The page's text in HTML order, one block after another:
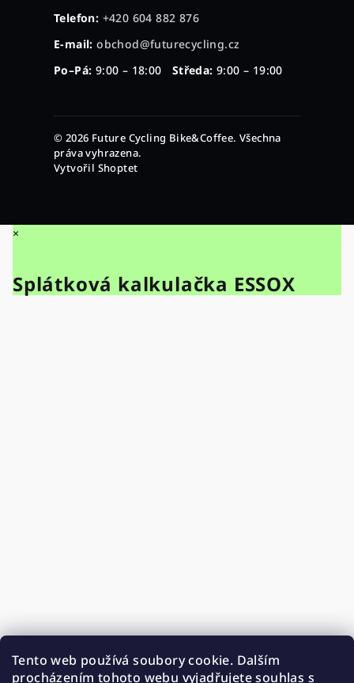
Tento web používá soubory cookie. Dalším
procházením tohoto webu vyjadřujete souhlas s
Telefon: +420 604 882 876
E-mail: obchod@futurecycling.cz
Po–Pá: 9:00 – 18:00 Středa: 9:00 – 19:00
© 2026 Future Cycling Bike&Coffee. Všechna
práva vyhrazena.
Vytvořil Shoptet
×
Splátková kalkulačka ESSOX